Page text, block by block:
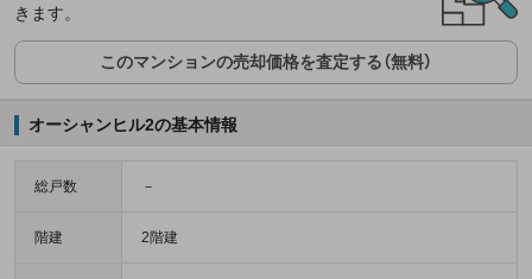
きます。
このマンションの売却価格を査定する（無料）
オーシャンヒル2の基本情報
総戸数 －
階建 2階建